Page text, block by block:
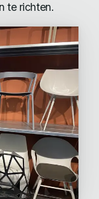
te richten.